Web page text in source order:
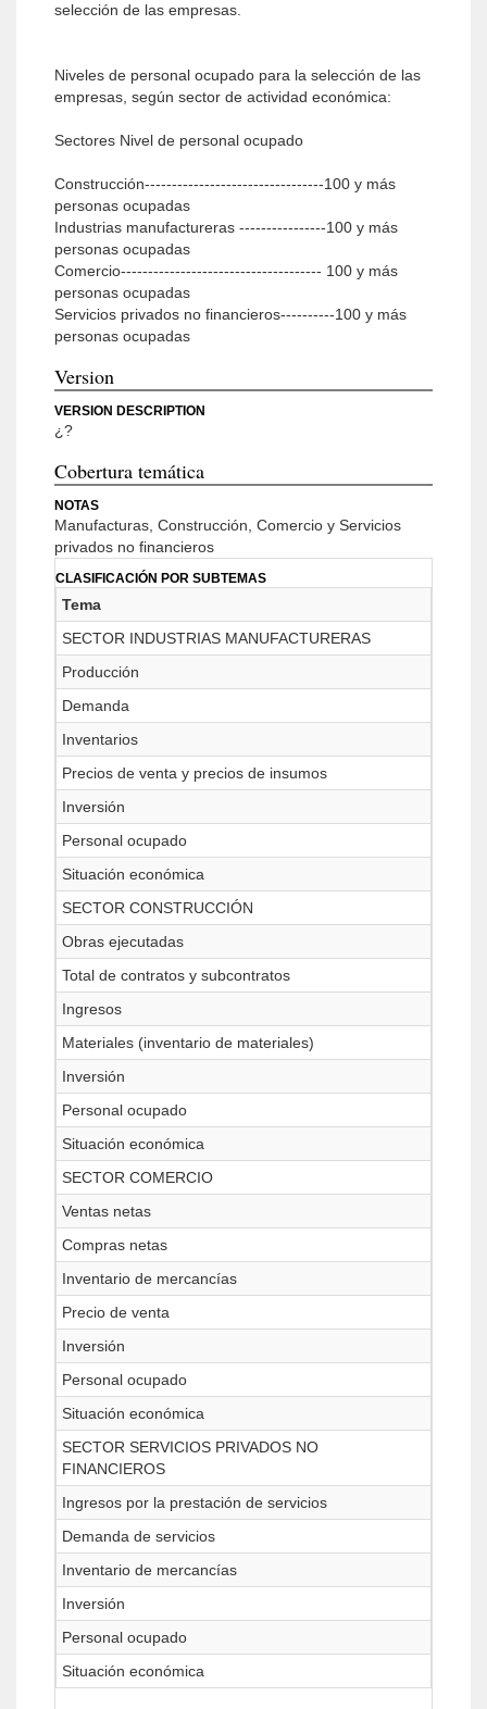
selección de las empresas.
Niveles de personal ocupado para la selección de las
empresas, según sector de actividad económica:
Sectores Nivel de personal ocupado
Construcción---------------------------------100 y más
personas ocupadas
Industrias manufactureras ----------------100 y más
personas ocupadas
Comercio------------------------------------- 100 y más
personas ocupadas
Servicios privados no financieros----------100 y más
personas ocupadas
Version
VERSION DESCRIPTION
¿?
Cobertura temática
NOTAS
Manufacturas, Construcción, Comercio y Servicios
privados no financieros
CLASIFICACIÓN POR SUBTEMAS
Tema
SECTOR INDUSTRIAS MANUFACTURERAS
Producción
Demanda
Inventarios
Precios de venta y precios de insumos
Inversión
Personal ocupado
Situación económica
SECTOR CONSTRUCCIÓN
Obras ejecutadas
Total de contratos y subcontratos
Ingresos
Materiales (inventario de materiales)
Inversión
Personal ocupado
Situación económica
SECTOR COMERCIO
Ventas netas
Compras netas
Inventario de mercancías
Precio de venta
Inversión
Personal ocupado
Situación económica
SECTOR SERVICIOS PRIVADOS NO
FINANCIEROS
Ingresos por la prestación de servicios
Demanda de servicios
Inventario de mercancías
Inversión
Personal ocupado
Situación económica